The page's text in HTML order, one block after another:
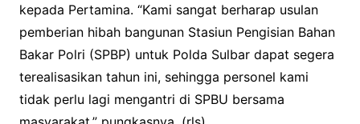
kepada Pertamina. “Kami sangat berharap usulan
pemberian hibah bangunan Stasiun Pengisian Bahan
Bakar Polri (SPBP) untuk Polda Sulbar dapat segera
terealisasikan tahun ini, sehingga personel kami
tidak perlu lagi mengantri di SPBU bersama